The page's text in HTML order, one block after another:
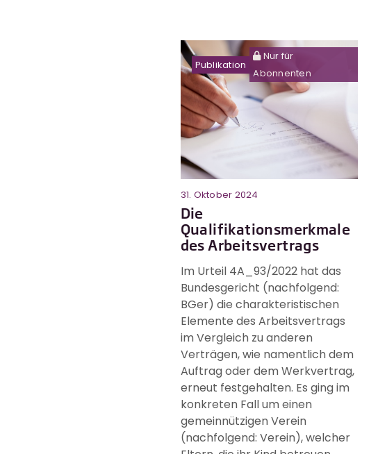
Publikation
Nur für
Abonnenten
31. Oktober 2024
Die
Qualifikationsmerkmale
des Arbeitsvertrags
Im Urteil 4A_93/2022 hat das
Bundesgericht (nachfolgend:
BGer) die charakteristischen
Elemente des Arbeitsvertrags
im Vergleich zu anderen
Verträgen, wie namentlich dem
Auftrag oder dem Werkvertrag,
erneut festgehalten. Es ging im
konkreten Fall um einen
gemeinnützigen Verein
(nachfolgend: Verein), welcher